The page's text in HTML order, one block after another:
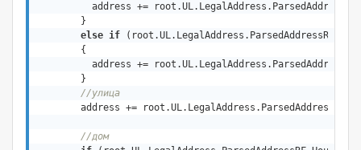
address +=
        }
else if
        {
address +=
        }
//улица
address +=
//дом